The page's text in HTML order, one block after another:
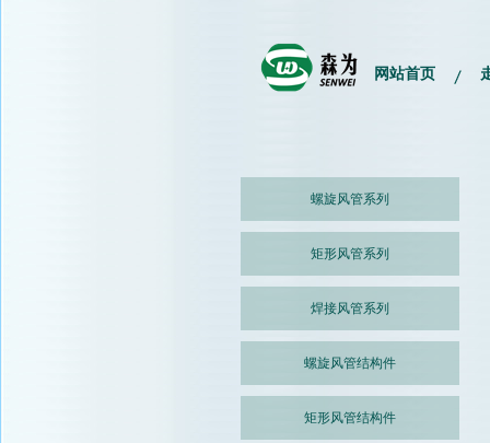
网站首页
螺旋风管系列
矩形风管系列
焊接风管系列
螺旋风管结构件
矩形风管结构件